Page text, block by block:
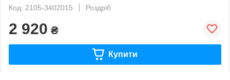
Код: 2105-3402015
Роздріб
2 920 ₴
Купити